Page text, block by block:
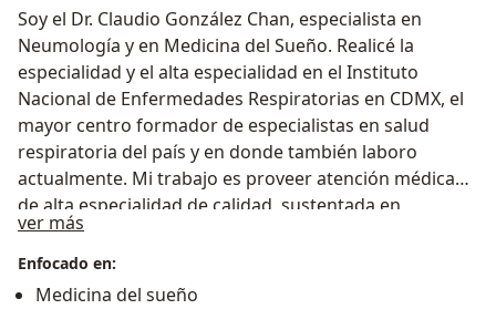
Soy el Dr. Claudio González Chan, especialista en
Neumología y en Medicina del Sueño. Realicé la
especialidad y el alta especialidad en el Instituto
Nacional de Enfermedades Respiratorias en CDMX, el
mayor centro formador de especialistas en salud
respiratoria del país y en donde también laboro
actualmente. Mi trabajo es proveer atención médica
de alta especialidad de calidad, sustentada en
evidencia científica, con énfasis en la valoración y
tratamiento integral del paciente tanto en problemas
respiratorios como del dormir. Cuento con doble
ver más
Enfocado en:
Medicina del sueño